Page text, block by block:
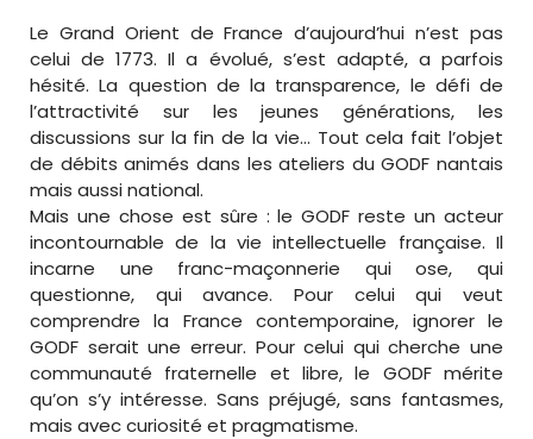
Le Grand Orient de France d’aujourd’hui n’est pas
celui de 1773. Il a évolué, s’est adapté, a parfois
hésité. La question de la transparence, le défi de
l’attractivité sur les jeunes générations, les
discussions sur la fin de la vie… Tout cela fait l’objet
de débits animés dans les ateliers du GODF nantais
mais aussi national.
Mais une chose est sûre : le GODF reste un acteur
incontournable de la vie intellectuelle française. Il
incarne une franc-maçonnerie qui ose, qui
questionne, qui avance. Pour celui qui veut
comprendre la France contemporaine, ignorer le
GODF serait une erreur. Pour celui qui cherche une
communauté fraternelle et libre, le GODF mérite
qu’on s’y intéresse. Sans préjugé, sans fantasmes,
mais avec curiosité et pragmatisme.